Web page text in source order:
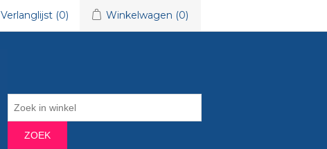
Verlanglijst (0) Winkelwagen (0)
ZOEK